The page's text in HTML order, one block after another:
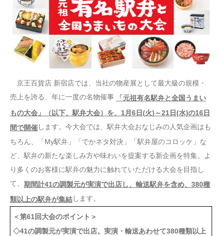
京王百貨店 新宿店では、当社の物産展として最大級の規模・
売上を誇る、年に一度の名物催事
「元祖有名駅弁と全国うまい
もの大会」（以下、駅弁大会）を、1月6日(火)～21日(水)の16日
間で開催します。今大会では、駅弁大会おなじみの人気企画はも
ちろん、「My駅弁」「でかネタ対決」「駅弁屋のコロッケ」な
ど、駅弁の新たな楽しみ方や味わいを提案する新企画を特集。よ
り多くのお客様に駅弁の魅力に触れていただける大会を目指し
て、 期間計41の調製元が実演で出店し、輸送駅弁を含め、380種
類以上の駅弁が集結します。
＜第61回大会のポイント＞
◇41の調製元が実演で出店。実演・輸送あわせて380種類以上